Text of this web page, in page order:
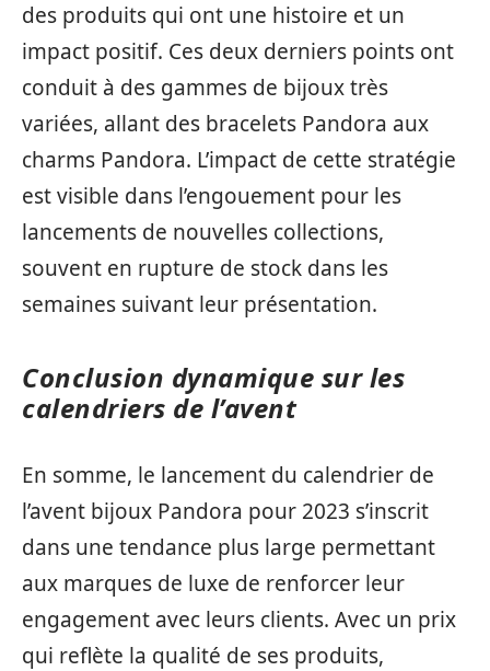
des produits qui ont une histoire et un
impact positif. Ces deux derniers points ont
conduit à des gammes de bijoux très
variées, allant des bracelets Pandora aux
charms Pandora. L’impact de cette stratégie
est visible dans l’engouement pour les
lancements de nouvelles collections,
souvent en rupture de stock dans les
semaines suivant leur présentation.
Conclusion dynamique sur les
calendriers de l’avent
En somme, le lancement du calendrier de
l’avent bijoux Pandora pour 2023 s’inscrit
dans une tendance plus large permettant
aux marques de luxe de renforcer leur
engagement avec leurs clients. Avec un prix
qui reflète la qualité de ses produits,